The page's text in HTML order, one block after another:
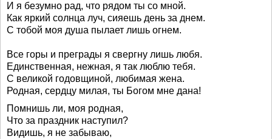
И я безумно рад, что рядом ты со мной.
Как яркий солнца луч, сияешь день за днем.
С тобой моя душа пылает лишь огнем.
Все горы и преграды я свергну лишь любя.
Единственная, нежная, я так люблю тебя.
С великой годовщиной, любимая жена.
Родная, сердцу милая, ты Богом мне дана!
Помнишь ли, моя родная,
Что за праздник наступил?
Видишь, я не забываю,